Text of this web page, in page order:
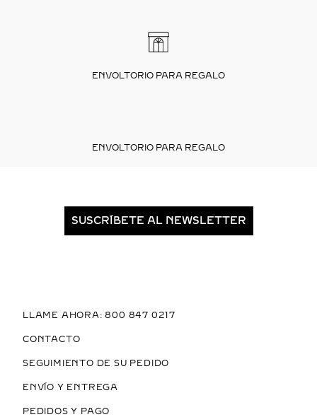
ENVOLTORIO PARA REGALO
ENVOLTORIO PARA REGALO
SUSCRÍBETE AL NEWSLETTER
LLAME AHORA: 800 847 0217
CONTACTO
SEGUIMIENTO DE SU PEDIDO
ENVÍO Y ENTREGA
PEDIDOS Y PAGO